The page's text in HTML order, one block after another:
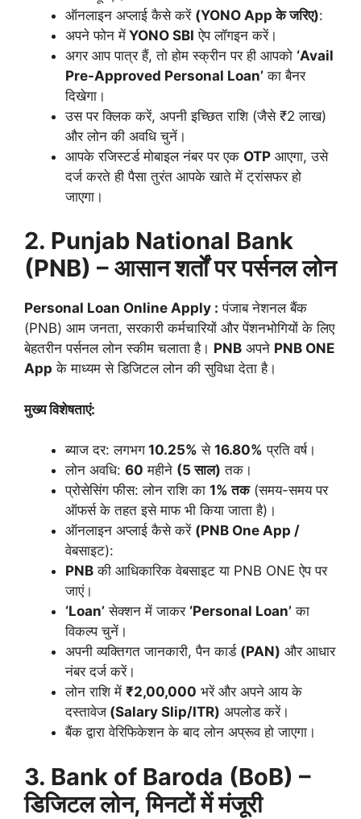
ऑनलाइन अप्लाई कैसे करें (YONO App के जरिए):
अपने फोन में YONO SBI ऐप लॉगइन करें।
अगर आप पात्र हैं, तो होम स्क्रीन पर ही आपको ‘Avail
Pre-Approved Personal Loan’ का बैनर
दिखेगा।
उस पर क्लिक करें, अपनी इच्छित राशि (जैसे ₹2 लाख)
और लोन की अवधि चुनें।
आपके रजिस्टर्ड मोबाइल नंबर पर एक OTP आएगा, उसे
दर्ज करते ही पैसा तुरंत आपके खाते में ट्रांसफर हो
जाएगा।
2. Punjab National Bank
(PNB) – आसान शर्तों पर पर्सनल लोन
Personal Loan Online Apply : पंजाब नेशनल बैंक
(PNB) आम जनता, सरकारी कर्मचारियों और पेंशनभोगियों के लिए
बेहतरीन पर्सनल लोन स्कीम चलाता है। PNB अपने PNB ONE
App के माध्यम से डिजिटल लोन की सुविधा देता है।
मुख्य विशेषताएं:
ब्याज दर: लगभग 10.25% से 16.80% प्रति वर्ष।
लोन अवधि: 60 महीने (5 साल) तक।
प्रोसेसिंग फीस: लोन राशि का 1% तक(समय-समय पर
ऑफर्स के तहत इसे माफ भी किया जाता है)।
ऑनलाइन अप्लाई कैसे करें (PNB One App /
वेबसाइट):
PNB की आधिकारिक वेबसाइट या PNB ONE ऐप पर
जाएं।
‘Loan’ सेक्शन में जाकर ‘Personal Loan’ का
विकल्प चुनें।
अपनी व्यक्तिगत जानकारी, पैन कार्ड (PAN) और आधार
नंबर दर्ज करें।
लोन राशि में ₹2,00,000 भरें और अपने आय के
दस्तावेज (Salary Slip/ITR) अपलोड करें।
बैंक द्वारा वेरिफिकेशन के बाद लोन अप्रूव हो जाएगा।
3. Bank of Baroda (BoB) –
डिजिटल लोन, मिनटों में मंजूरी